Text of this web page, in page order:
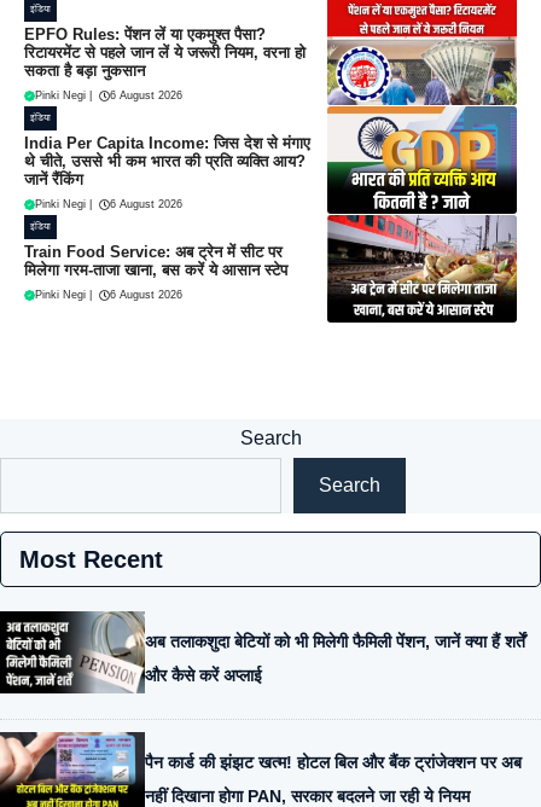
इंडिया
EPFO Rules: पेंशन लें या एकमुश्त पैसा?
रिटायरमेंट से पहले जान लें ये जरूरी नियम, वरना हो
सकता है बड़ा नुकसान
Pinki Negi 6 August 2026
इंडिया
India Per Capita Income: जिस देश से मंगाए
थे चीते, उससे भी कम भारत की प्रति व्यक्ति आय?
जानें रैंकिंग
Pinki Negi 6 August 2026
इंडिया
Train Food Service: अब ट्रेन में सीट पर
मिलेगा गरम-ताजा खाना, बस करें ये आसान स्टेप
Pinki Negi 6 August 2026
Search
Search
Most Recent
अब तलाकशुदा बेटियों को भी मिलेगी फैमिली पेंशन, जानें क्या हैं शर्तें
और कैसे करें अप्लाई
पैन कार्ड की झंझट खत्म! होटल बिल और बैंक ट्रांजेक्शन पर अब
नहीं दिखाना होगा PAN, सरकार बदलने जा रही ये नियम